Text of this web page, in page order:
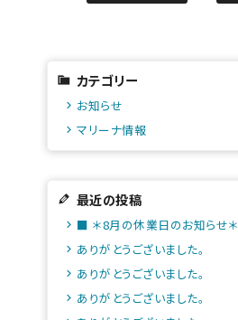
カテゴリー
お知らせ
マリーナ情報
最近の投稿
■ ＊8月の休業日のお知らせ＊
ありがとうございました。
ありがとうございました。
ありがとうございました。